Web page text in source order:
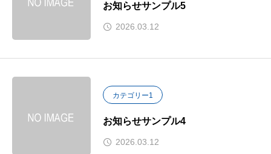
お知らせサンプル5
2026.03.12
カテゴリー1
お知らせサンプル4
2026.03.12